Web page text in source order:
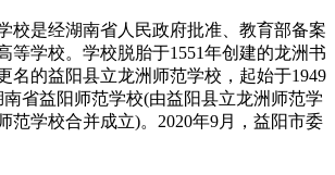
校是经湖南省人民政府批准、教育部备案
等学校。学校脱胎于1551年创建的龙洲书
名的益阳县立龙洲师范学校，起始于1949
省益阳师范学校(由益阳县立龙洲师范学
范学校合并成立)。2020年9月，益阳市委